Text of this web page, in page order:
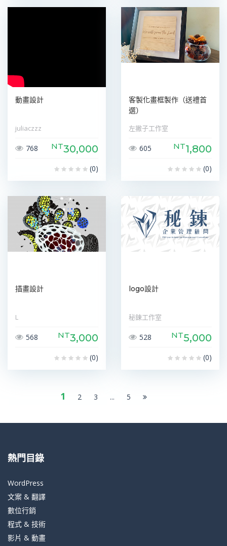
動畫設計
juliaczzz
768 NT30,000
(0)
客製化畫框製作（送禮首
選）
左撇子工作室
605 NT1,800
(0)
插畫設計
L
568 NT3,000
(0)
logo設計
秘鍊工作室
528 NT5,000
(0)
1 2 3 ... 5
熱門目錄
WordPress
文案 & 翻譯
數位行銷
程式 & 技術
影片 & 動畫